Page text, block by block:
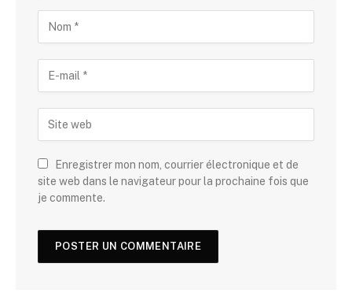
Enregistrer mon nom, courrier électronique et de
site web dans le navigateur pour la prochaine fois que
je commente.